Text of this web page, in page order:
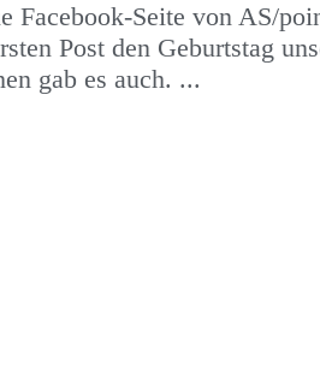
Facebook-Seite von AS/
Post den Geburtstag
gab es auch.